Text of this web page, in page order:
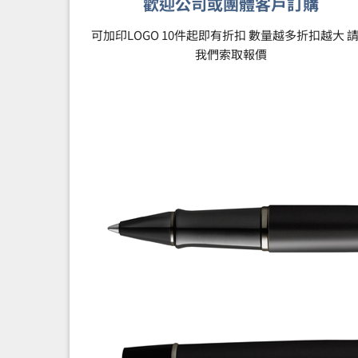
可加印LOGO 10件起即有折扣 數量越多折扣越大
我們索取報價